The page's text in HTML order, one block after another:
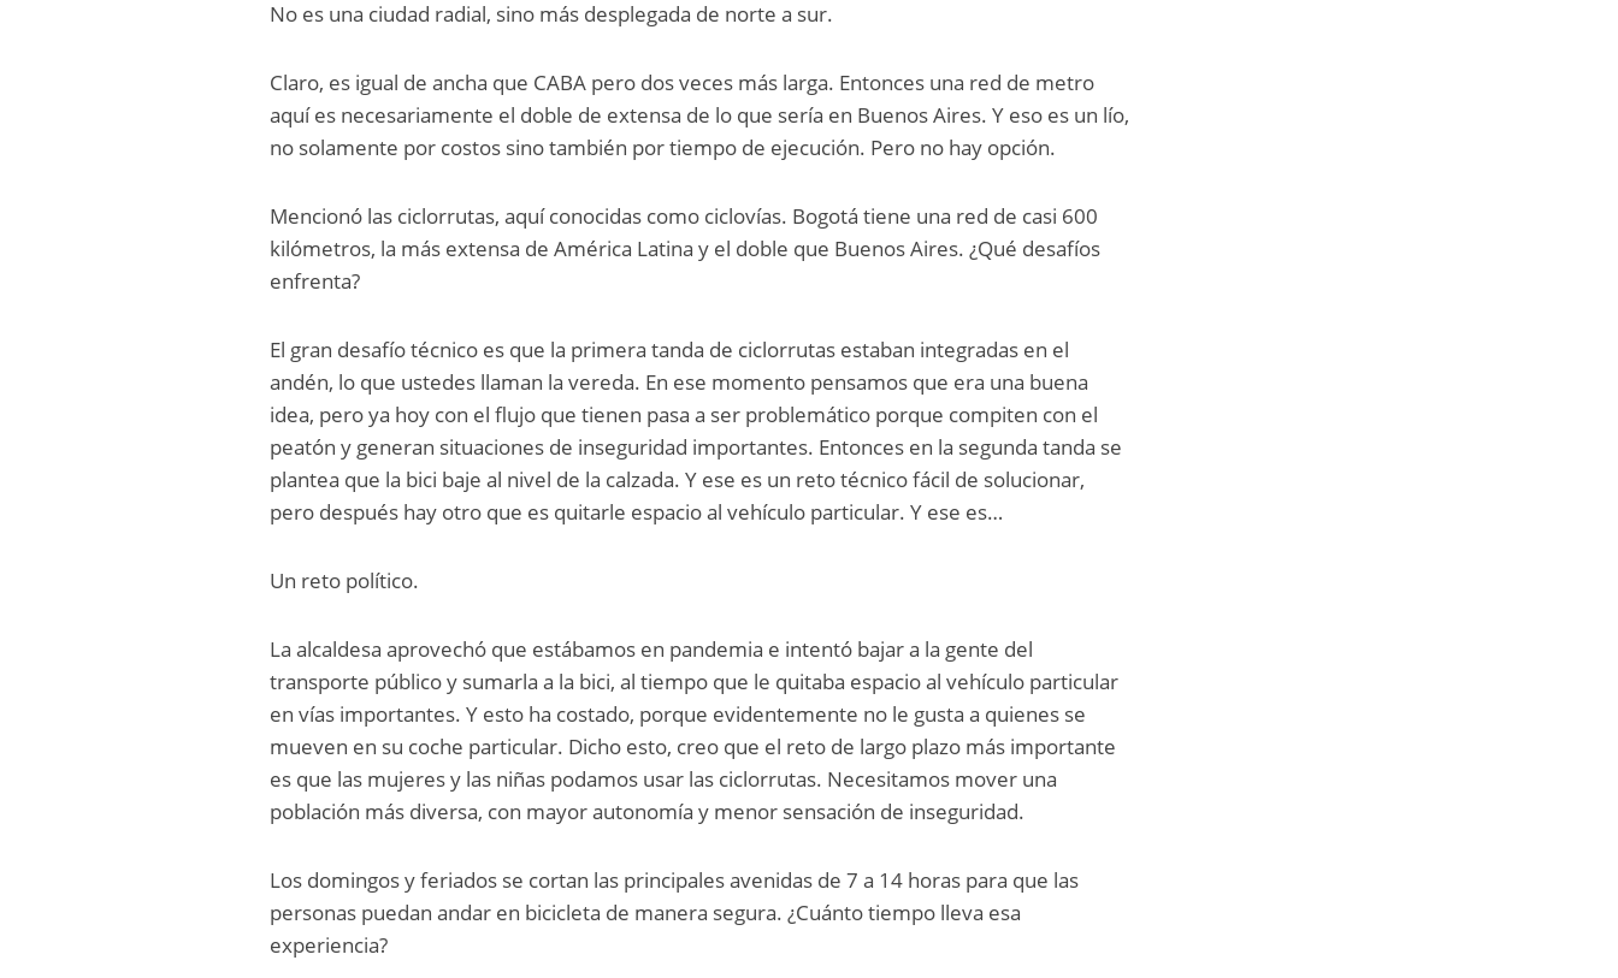
No es una ciudad radial, sino más desplegada de norte a sur.
Claro, es igual de ancha que CABA pero dos veces más larga. Entonces una red de metro
aquí es necesariamente el doble de extensa de lo que sería en Buenos Aires. Y eso es un lío,
no solamente por costos sino también por tiempo de ejecución. Pero no hay opción.
Mencionó las ciclorrutas, aquí conocidas como ciclovías. Bogotá tiene una red de casi 600
kilómetros, la más extensa de América Latina y el doble que Buenos Aires. ¿Qué desafíos
enfrenta?
El gran desafío técnico es que la primera tanda de ciclorrutas estaban integradas en el
andén, lo que ustedes llaman la vereda. En ese momento pensamos que era una buena
idea, pero ya hoy con el flujo que tienen pasa a ser problemático porque compiten con el
peatón y generan situaciones de inseguridad importantes. Entonces en la segunda tanda se
plantea que la bici baje al nivel de la calzada. Y ese es un reto técnico fácil de solucionar,
pero después hay otro que es quitarle espacio al vehículo particular. Y ese es…
Un reto político.
La alcaldesa aprovechó que estábamos en pandemia e intentó bajar a la gente del
transporte público y sumarla a la bici, al tiempo que le quitaba espacio al vehículo particular
en vías importantes. Y esto ha costado, porque evidentemente no le gusta a quienes se
mueven en su coche particular. Dicho esto, creo que el reto de largo plazo más importante
es que las mujeres y las niñas podamos usar las ciclorrutas. Necesitamos mover una
población más diversa, con mayor autonomía y menor sensación de inseguridad.
Los domingos y feriados se cortan las principales avenidas de 7 a 14 horas para que las
personas puedan andar en bicicleta de manera segura. ¿Cuánto tiempo lleva esa
experiencia?